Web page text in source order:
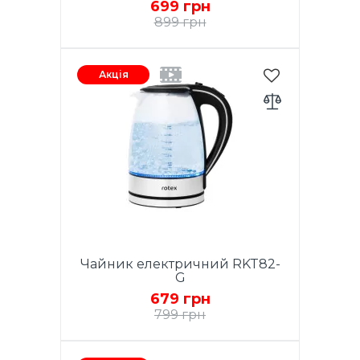
протікання, шкала рівня води,
LED підсвітка. корпус:
рік.
699 грн
899 грн
Ємність 1,7 л. LED
підсвічування. Закритий нагрів.
елемент з нерж. сталі. Поворот
на 360 градусів.
Автовідключення при
закипанні. Захист від перегріву.
Знімний фільтр. Шкала рівня
води. Матеріал корпусу:
нержавіюча сталь 304. Гарантія
Акція
Чайник електричний RKT82-
G
679 грн
799 грн